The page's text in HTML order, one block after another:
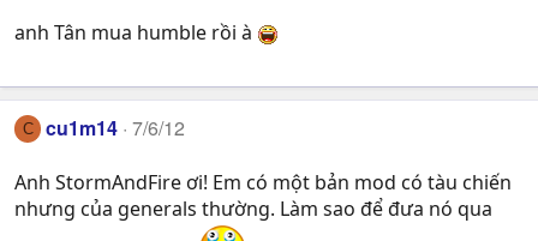
anh Tân mua humble rồi à
C cu1m14 7/6/12
Anh StormAndFire ơi! Em có một bản mod có tàu chiến
nhưng của generals thường. Làm sao để đưa nó qua